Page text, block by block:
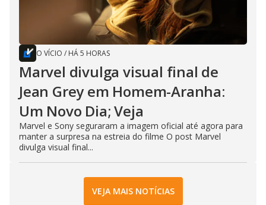
O VÍCIO / HÁ 5 HORAS
Marvel divulga visual final de
Jean Grey em Homem-Aranha:
Um Novo Dia; Veja
Marvel e Sony seguraram a imagem oficial até agora para
manter a surpresa na estreia do filme O post Marvel
divulga visual final...
VEJA MAIS NOTÍCIAS